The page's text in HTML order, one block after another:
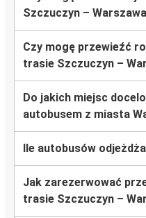
Szczuczyn –
Czy mogę przewieźć
trasie Szczuczyn –
Do jakich miejsc
autobusem z miasta
Ile autobusów
Jak zarezerwować
trasie Szczuczyn –